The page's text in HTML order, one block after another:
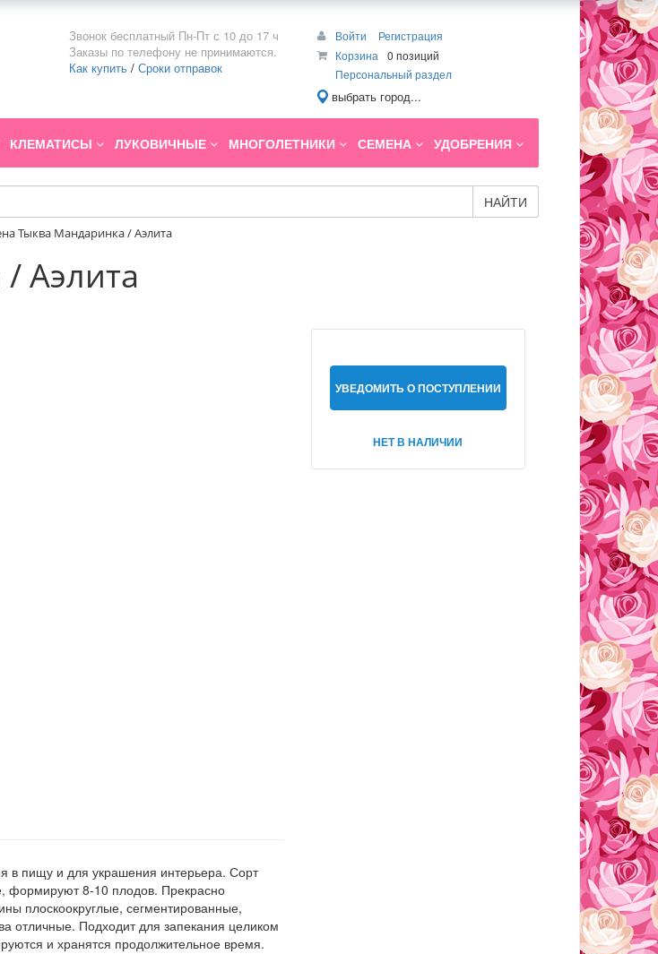
Звонок бесплатный Пн-Пт с 10 до 17 ч
Заказы по телефону не принимаются.
Как купить / Сроки отправок
Войти
Регистрация
Корзина
0 позиций
Персональный раздел
выбрать город...
КЛЕМАТИСЫ ЛУКОВИЧНЫЕ МНОГОЛЕТНИКИ СЕМЕНА УДОБРЕНИЯ
НАЙТИ
Тыква Мандаринка / Аэлита
Аэлита
УВЕДОМИТЬ О ПОСТУПЛЕНИИ
НЕТ В НАЛИЧИИ
в пищу и для украшения интерьера. Сорт
формируют 8-10 плодов. Прекрасно
плоскоокруглые, сегментированные,
отличные. Подходит для запекания целиком
и хранятся продолжительное время.